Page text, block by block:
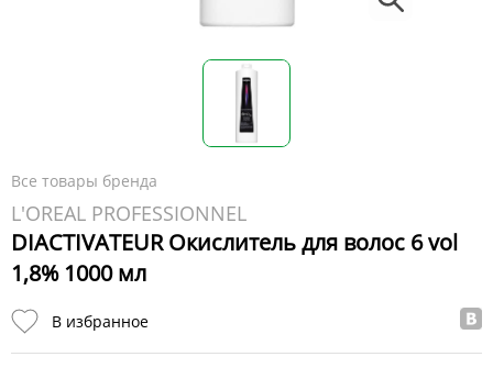
Все товары бренда
L'OREAL PROFESSIONNEL
DIACTIVATEUR Окислитель для волос 6 vol
1,8% 1000 мл
В избранное